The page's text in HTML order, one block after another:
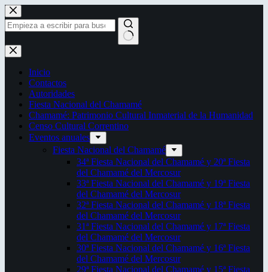
Saltar
al
contenido
Sin
resultados
Inicio
Contactos
Autoridades
Fiesta Nacional del Chamamé
Chamamé: Patrimonio Cultural Inmaterial de la Humanidad
Censo Cultural Correntino
Eventos anuales
Fiesta Nacional del Chamamé
34ª Fiesta Nacional del Chamamé y 20ª Fiesta
del Chamamé del Mercosur
33ª Fiesta Nacional del Chamamé y 19ª Fiesta
del Chamamé del Mercosur
32ª Fiesta Nacional del Chamamé y 18ª Fiesta
del Chamamé del Mercosur
31ª Fiesta Nacional del Chamamé y 17ª Fiesta
del Chamamé del Mercosur
30ª Fiesta Nacional del Chamamé y 16ª Fiesta
del Chamamé del Mercosur
29ª Fiesta Nacional del Chamamé y 15ª Fiesta